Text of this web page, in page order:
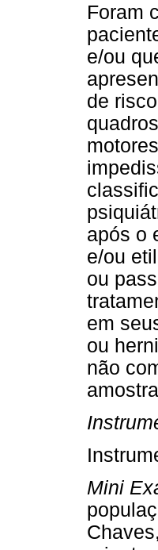
Foram
e/ou
de
após o
e/ou
ou
em
ou
não
Mini